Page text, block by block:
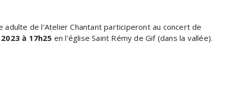
adulte de l’Atelier Chantant participeront au concert de
à 17h25 en l’église Saint Rémy de Gif (dans la vallée).